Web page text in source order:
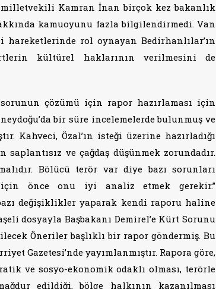
Kamran İnan birçok kez bakanlık
kamuoyunu fazla bilgilendirmedi. Van
rol oynayan Bedirhanlılar’ın
kültürel haklarının verilmesini de
çözümü için rapor hazırlaması için
bir süre incelemelerde bulunmuş ve
Kahveci, Özal’ın isteği üzerine hazırladığı
ve çağdaş düşünmek zorundadır.
Bölücü terör var diye bazı sorunları
için önce onu iyi analiz etmek gerekir.”
değişiklikler yaparak kendi raporu haline
dosyayla Başbakanı Demirel’e Kürt Sorunu
Öneriler başlıklı bir rapor göndermiş. Bu
Gazetesi’nde yayımlanmıştır. Rapora göre,
ve sosyo-ekonomik odaklı olması, terörle
edildiği, bölge halkının kazanılması